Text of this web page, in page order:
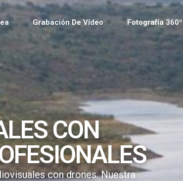
Grabación De Vídeo Fotografía 360º
CON
con drones. Nuestra